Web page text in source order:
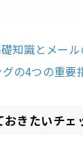
知識とメー
の4つの重
きたいチェ